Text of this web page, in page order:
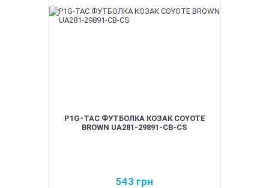
P1G-TAC ФУТБОЛКА КОЗАК COYOTE
BROWN UA281-29891-CB-CS
543 грн